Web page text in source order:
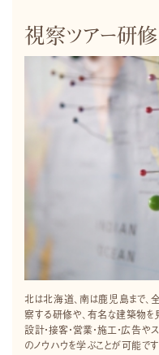
視察ツアー研修
北は北海道、南は鹿児島まで
察する研修や、有名な建築物を
設計・接客・営業・施工・広告
のノウハウを学ぶことが可能